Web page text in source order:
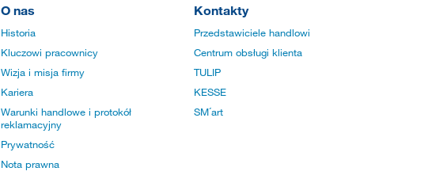
O nas
Historia
Kluczowi pracownicy
Wizja i misja firmy
Kariera
Warunki handlowe i protokół
reklamacyjny
Prywatność
Nota prawna
Kontakty
Przedstawiciele handlowi
Centrum obsługi klienta
TULIP
KESSE
SM´art